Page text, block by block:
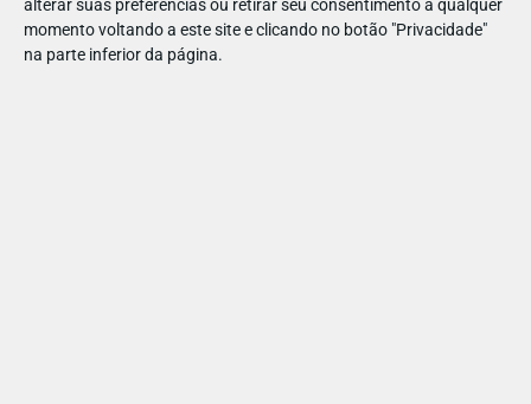
alterar suas preferências ou retirar seu consentimento a qualquer
momento voltando a este site e clicando no botão "Privacidade"
na parte inferior da página.
🐔 Grão a Grão…